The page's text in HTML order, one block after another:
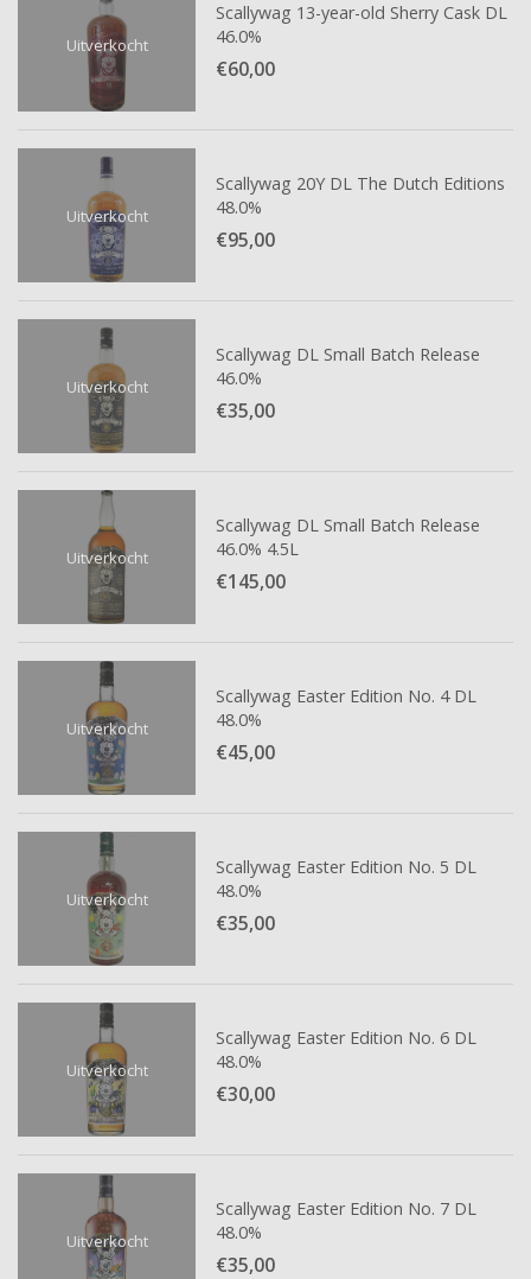
Uitverkocht
Scallywag 13-year-old Sherry Cask DL
46.0%
€60,00
Uitverkocht
Scallywag 20Y DL The Dutch Editions
48.0%
€95,00
Uitverkocht
Scallywag DL Small Batch Release
46.0%
€35,00
Uitverkocht
Scallywag DL Small Batch Release
46.0% 4.5L
€145,00
Uitverkocht
Scallywag Easter Edition No. 4 DL
48.0%
€45,00
Uitverkocht
Scallywag Easter Edition No. 5 DL
48.0%
€35,00
Uitverkocht
Scallywag Easter Edition No. 6 DL
48.0%
€30,00
Uitverkocht
Scallywag Easter Edition No. 7 DL
48.0%
€35,00